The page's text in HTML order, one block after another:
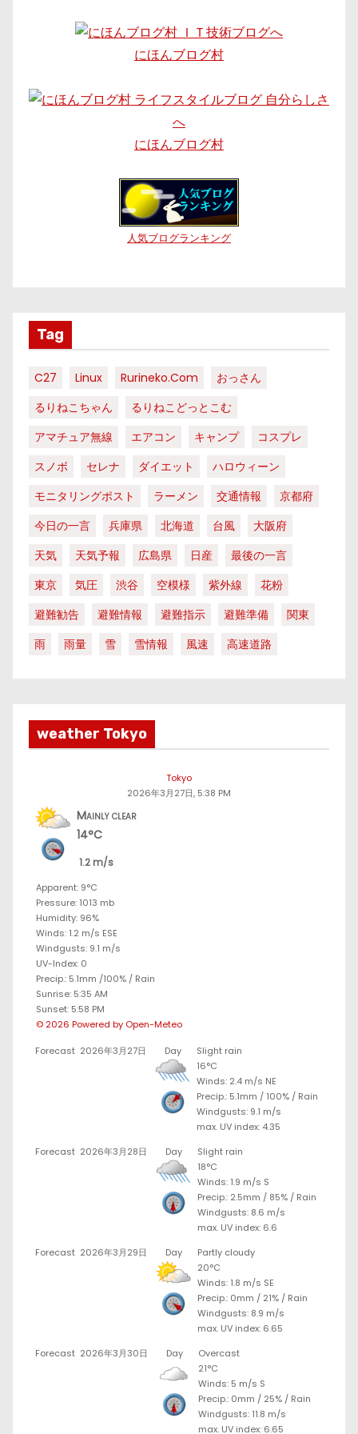
にほんブログ村
にほんブログ村
人気ブログランキング
Tag
C27 Linux Rurineko.com
おっさん
るりねこちゃん
るりねこどっとこむ
アマチュア無線
エアコン キャンプ
コスプレ
スノボ
セレナ ダイエット
ハロウィーン
モニタリングポスト
ラーメン 交通情報
京都府
今日の一言
兵庫県 北海道 台風
大阪府
天気
天気予報 広島県 日産
最後の一言
東京
気圧 渋谷 空模様 紫外線
花粉
避難勧告
避難情報 避難指示 避難準備
関東
雨
雨量 雪 雪情報 風速 高速道路
weather Tokyo
Tokyo
2026年3月27日, 5:38 PM
Mainly clear
14°C
1.2 m/s
Apparent: 9°C
Pressure: 1013 mb
Humidity: 96%
Winds: 1.2 m/s ESE
Windgusts: 9.1 m/s
UV-Index: 0
Precip.: 5.1mm /100% / Rain
Sunrise: 5:35 AM
Sunset: 5:58 PM
© 2026 Powered by Open-Meteo
Forecast 2026年3月27日 Day
Slight rain
16°C
Winds: 2.4 m/s NE
Precip.: 5.1mm / 100% / Rain
Windgusts: 9.1 m/s
max. UV index: 4.35
Forecast 2026年3月28日 Day
Slight rain
18°C
Winds: 1.9 m/s S
Precip.: 2.5mm / 85% / Rain
Windgusts: 8.6 m/s
max. UV index: 6.6
Forecast 2026年3月29日 Day
Partly cloudy
20°C
Winds: 1.8 m/s SE
Precip.: 0mm / 21% / Rain
Windgusts: 8.9 m/s
max. UV index: 6.65
Forecast 2026年3月30日 Day
Overcast
21°C
Winds: 5 m/s S
Precip.: 0mm / 25% / Rain
Windgusts: 11.8 m/s
max. UV index: 6.65